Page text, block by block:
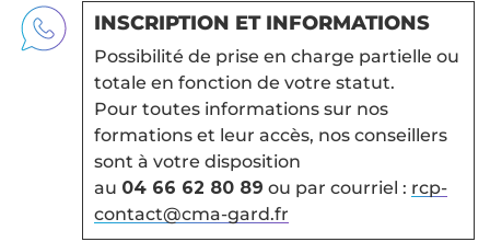
INSCRIPTION ET INFORMATIONS
Possibilité de prise en charge partielle ou
totale en fonction de votre statut.
Pour toutes informations sur nos
formations et leur accès, nos conseillers
sont à votre disposition
au 04 66 62 80 89 ou par courriel : rcp-
contact@cma-gard.fr